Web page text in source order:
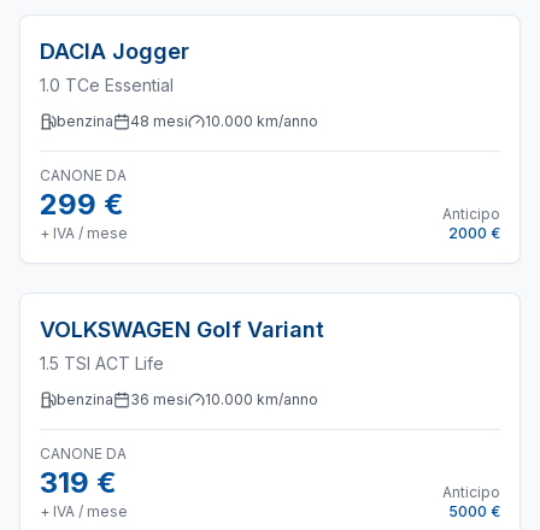
DACIA Jogger
1.0 TCe Essential
benzina 48 mesi 10.000 km/anno
CANONE DA
299 €
+ IVA / mese
Anticipo
2000 €
VOLKSWAGEN Golf Variant
1.5 TSI ACT Life
benzina 36 mesi 10.000 km/anno
CANONE DA
319 €
+ IVA / mese
Anticipo
5000 €